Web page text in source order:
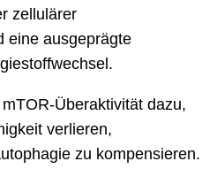
zellulärer
eine ausgeprägte
Überaktivität dazu,
verlieren,
zu kompensieren.